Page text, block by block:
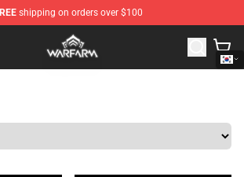
shipping on orders over $100
- Official Warframe Merchandise Store